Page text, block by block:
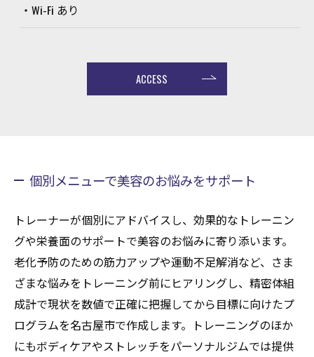
・Wi-Fi あり
ACCESS
個別メニューで美容のお悩みをサポート
トレーナーが個別にアドバイスし、効果的なトレーニン
グや栄養面のサポートで美容のお悩みに寄り添います。
老化予防のための筋力アップや運動不足解消など、さま
ざまな悩みをトレーニング前にヒアリングし、精密体組
成計で現状を数値で正確に把握してから目標に向けたプ
ログラムを名古屋市で作成します。トレーニングのほか
にもボディケアやストレッチをパーソナルジムでは提供